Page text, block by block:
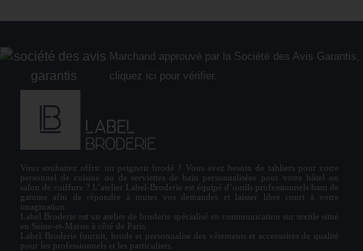
Marchand approuvé par la Société des Avis Garantis,
cliquez ici pour vérifier.
Vous souhaitez offrir un peignoir brodé ? Vous avez besoin de tabliers pour votre
personnel de cuisine ou de serviettes de bain personnalisées pour votre hôtel ou
salon de coiffure ? L’atelier Label-Broderie est équipé d’outils professionnels haut de
gamme afin de répondre à toutes vos demandes et laisser libre court à votre
imagination.
Label Broderie est un atelier de broderie spécialisé en communication sur textile situé
en Seine-et-Marne à côté de Paris.
Label Broderie fournit, brode et personnalise des vêtements et accessoires de qualité
pour les professionnels et les particuliers.